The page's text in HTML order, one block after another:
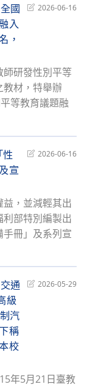
國
入
，
Post2026-06-16
研發性別平等
教材，特舉辦
等教育議題融
宣
Post2026-06-16
，並減輕其出
部特別編製出
冊」及系列宣
通
級
汽
稱
校
Post2026-05-29
年5月21日臺教